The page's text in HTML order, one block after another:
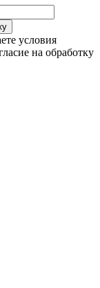
условия
на обработку